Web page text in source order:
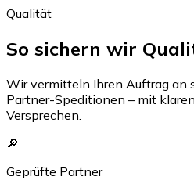
Qualität
So sichern wir
Wir vermitteln Ihren Auftrag an
Partner-Speditionen – mit
Versprechen.
🔎
Geprüfte Partner